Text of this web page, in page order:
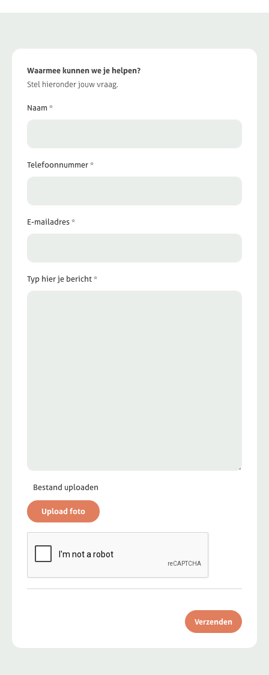
Waarmee kunnen we je helpen?
Stel hieronder jouw vraag.
Naam *
Telefoonnummer *
E-mailadres *
Typ hier je bericht *
Bestand uploaden
Verzenden